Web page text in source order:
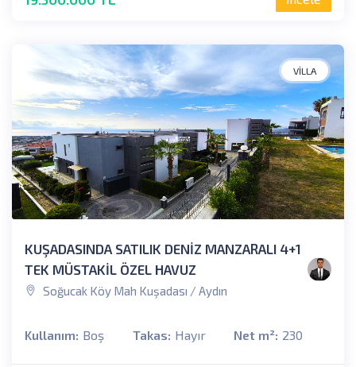
VILLA
KUŞADASINDA SATILIK DENİZ MANZARALI 4+1
TEK MÜSTAKİL ÖZEL HAVUZ
Soğucak Köy Mah Kuşadası / Aydın
Kullanım: Boş Takas: Hayır Net m²: 230